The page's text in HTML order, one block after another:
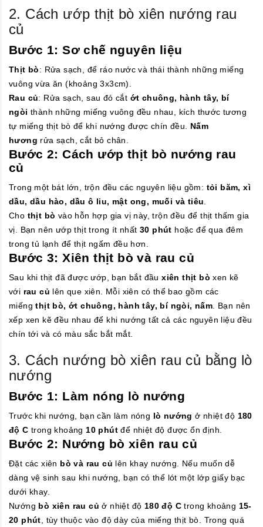
2. Cách ướp thịt bò xiên nướng rau
củ
Bước 1: Sơ chế nguyên liệu
Thịt bò: Rửa sạch, để ráo nước và thái thành những miếng
vuông vừa ăn (khoảng 3x3cm).
Rau củ: Rửa sạch, sau đó cắt ớt chuông, hành tây, bí
ngòi thành những miếng vuông đều nhau, kích thước tương
tự miếng thịt bò để khi nướng được chín đều. Nấm
hương rửa sạch, cắt bỏ chân.
Bước 2: Cách ướp thịt bò nướng rau
củ
Trong một bát lớn, trộn đều các nguyên liệu gồm: tỏi băm, xì
dầu, dầu hào, dầu ô liu, mật ong, muối và tiêu.
Cho thịt bò vào hỗn hợp gia vị này, trộn đều để thịt thấm gia
vị. Bạn nên ướp thịt trong ít nhất 30 phút hoặc để qua đêm
trong tủ lạnh để thịt ngấm đều hơn.
Bước 3: Xiên thịt bò và rau củ
Sau khi thịt đã được ướp, bạn bắt đầuxiên thịt bò xen kẽ
với rau củ lên que xiên. Mỗi xiên có thể bao gồm các
miếngthịt bò, ớt chuông, hành tây, bí ngòi, nấm. Bạn nên
xếp xen kẽ đều nhau để khi nướng tất cả các nguyên liệu đều
chín tới và có màu sắc bắt mắt.
3. Cách nướng bò xiên rau củ bằng lò
nướng
Bước 1: Làm nóng lò nướng
Trước khi nướng, bạn cần làm nóng lò nướng ở nhiệt độ 180
độ C trong khoảng10 phút để nhiệt độ được ổn định.
Bước 2: Nướng bò xiên rau củ
Đặt các xiên bò và rau củ lên khay nướng. Nếu muốn dễ
dàng vệ sinh sau khi nướng, bạn có thể lót một lớp giấy bạc
dưới khay.
Nướng bò xiên rau củ ở nhiệt độ 180 độ C trong khoảng 15-
20 phút, tùy thuộc vào độ dày của miếng thịt bò. Trong quá